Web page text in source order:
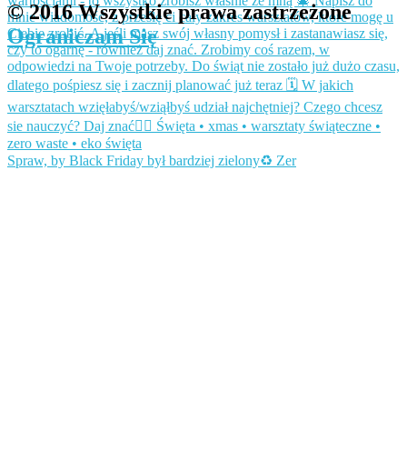
Spraw, by Black Friday był bardziej zielony♻️ Zer
© 2016 Wszystkie prawa zastrzeżone
Ograniczam Się